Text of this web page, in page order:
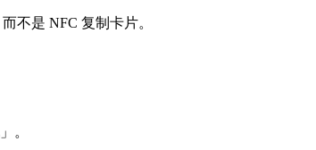
不是 NFC 复制卡片。
。